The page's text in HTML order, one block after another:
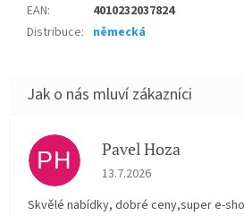
EAN:
4010232037824
Distribuce: německá
PH Pavel Hoza
Hodnocení obchodu je 5 z
13.7.2026
Skvělé nabídky, dobré ceny,super e-